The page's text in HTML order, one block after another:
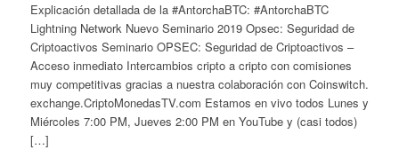
Explicación detallada de la #AntorchaBTC: #AntorchaBTC
Lightning Network Nuevo Seminario 2019 Opsec: Seguridad de
Criptoactivos Seminario OPSEC: Seguridad de Criptoactivos –
Acceso inmediato Intercambios cripto a cripto con comisiones
muy competitivas gracias a nuestra colaboración con Coinswitch.
exchange.CriptoMonedasTV.com Estamos en vivo todos Lunes y
Miércoles 7:00 PM, Jueves 2:00 PM en YouTube y (casi todos)
[…]